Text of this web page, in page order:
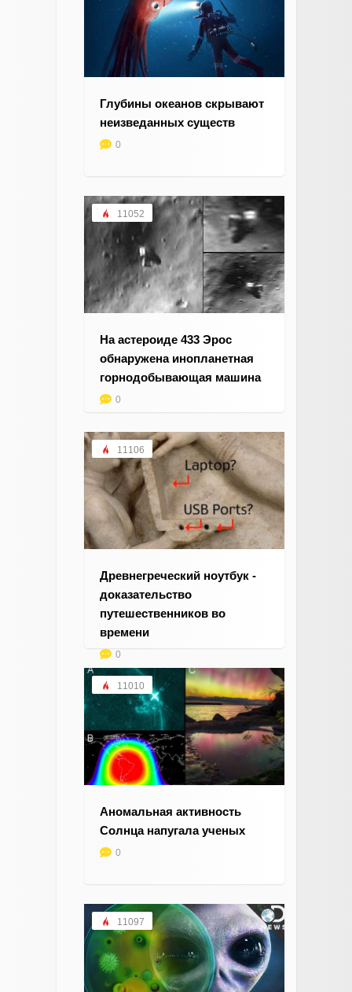
Глубины океанов скрывают
неизведанных существ
0
11052
На астероиде 433 Эрос
обнаружена инопланетная
горнодобывающая машина
0
11106
Древнегреческий ноутбук -
доказательство
путешественников во
времени
0
11010
Аномальная активность
Солнца напугала ученых
0
11097